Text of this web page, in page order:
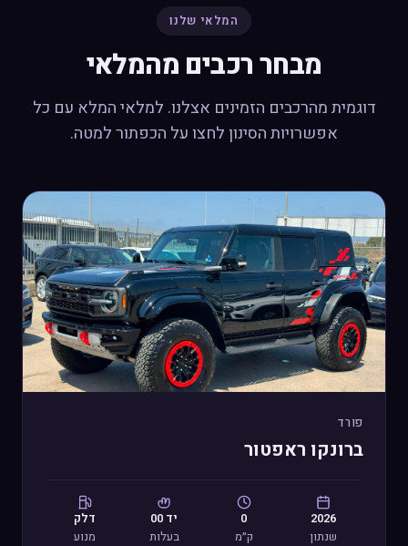
המלאי שלנו
מבחר רכבים מהמלאי
דוגמית מהרכבים הזמינים אצלנו. למלאי המלא עם כל
אפשרויות הסינון לחצו על הכפתור למטה.
פורד
ברונקו ראפטור
2026
שנתון
0
ק״מ
יד 00
בעלות
דלק
מנוע